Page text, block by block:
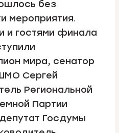
без
мероприятия.
и гостями финала
мира, сенатор
Сергей
Региональной
Партии
Госдумы